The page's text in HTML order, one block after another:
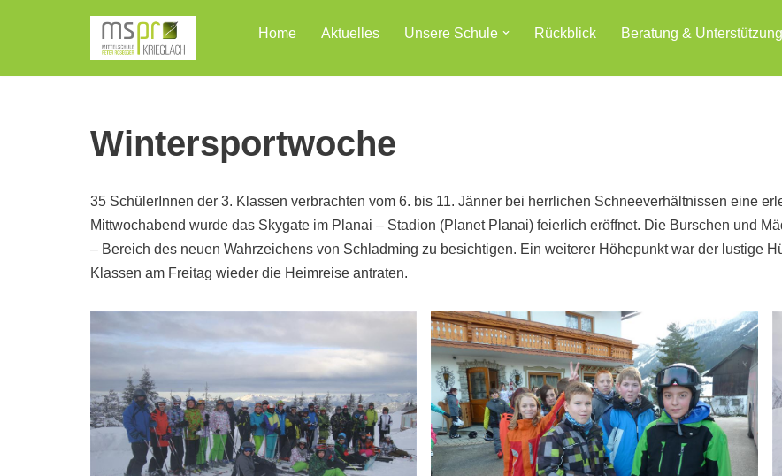
Inhalt
Home Aktuelles Unsere Schule Rückblick Beratung & Unterstützung
Wintersportwoche
35 SchülerInnen der 3. Klassen verbrachten vom 6. bis 11. Jänner bei herrlichen Schneeverhältnissen eine
Mittwochabend wurde das Skygate im Planai – Stadion (Planet Planai) feierlich eröffnet. Die Burschen und
– Bereich des neuen Wahrzeichens von Schladming zu besichtigen. Ein weiterer Höhepunkt war der lustige
Klassen am Freitag wieder die Heimreise antraten.